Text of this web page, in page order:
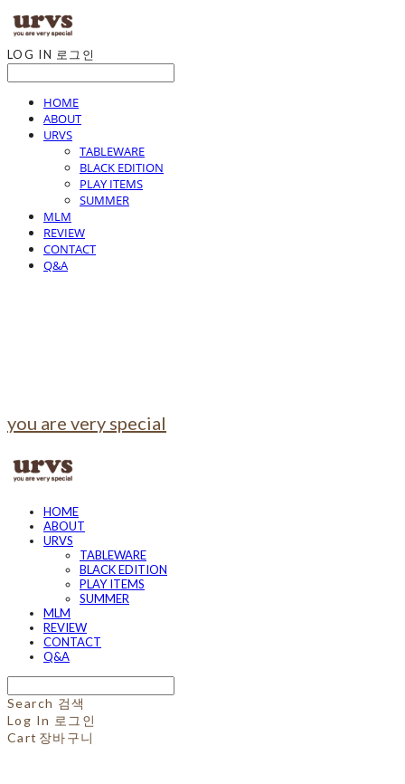
LOG IN 로그인
HOME
ABOUT
URVS
TABLEWARE
BLACK EDITION
PLAY ITEMS
SUMMER
MLM
REVIEW
CONTACT
Q&A
you are very special
HOME
ABOUT
URVS
TABLEWARE
BLACK EDITION
PLAY ITEMS
SUMMER
MLM
REVIEW
CONTACT
Q&A
Search 검색
Log In 로그인
Cart 장바구니